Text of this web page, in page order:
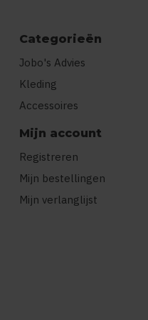
Categorieën
Jobo's Advies
Kleding
Accessoires
Mijn account
Registreren
Mijn bestellingen
Mijn verlanglijst